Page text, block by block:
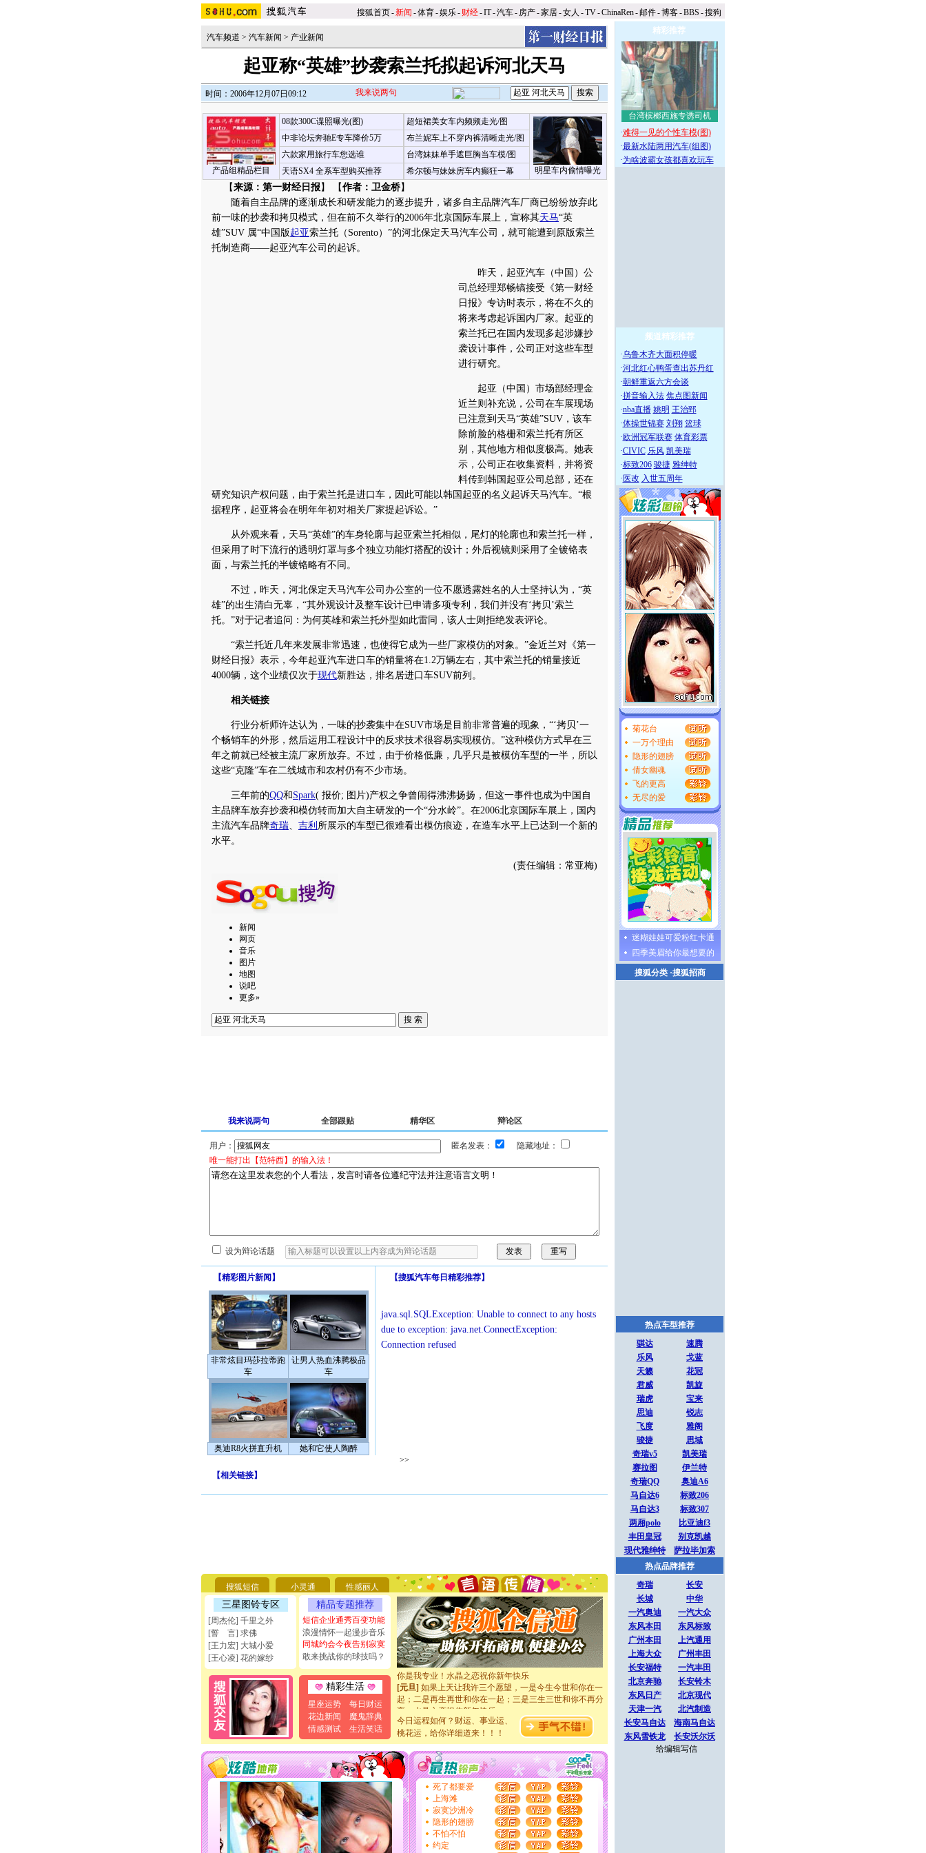
搜狐首页-新闻 -体育-娱乐- 财经-IT-汽车- 房产-家居-女人 -TV-ChinaRen-邮件-博客-BBS -搜狗
汽车频道 > 汽车新闻 > 产业新闻
起亚称“英雄”抄袭索兰托拟起诉河北天马
时间：2006年12月07日09:12 我来说两句
产品组精品栏目
08款300C谍照曝光(图)
中非论坛奔驰E专车降价5万
六款家用旅行车您选谁
天语SX4 全系车型购买推荐
超短裙美女车内频频走光/图
明星车内偷情曝光
布兰妮车上不穿内裤清晰走光/图
台湾妹妹单手遮巨胸当车模/图
希尔顿与妹妹房车内癫狂一幕
【来源：第一财经日报】 【作者：卫金桥】
随着自主品牌的逐渐成长和研发能力的逐步提升，诸多自主品牌汽车厂商已纷纷放弃此
前一味的抄袭和拷贝模式，但在前不久举行的2006年北京国际车展上，宣称其天马“英
雄”SUV 属“中国版 起亚索兰托（Sorento）”的河北保定天马汽车公司，就可能遭到原版索兰
托制造商——起亚汽车公司的起诉。
昨天，起亚汽车（中国）公
司总经理郑畅镐接受《第一财经
日报》专访时表示，将在不久的
将来考虑起诉国内厂家。起亚的
索兰托已在国内发现多起涉嫌抄
袭设计事件，公司正对这些车型
进行研究。
起亚（中国）市场部经理金
近兰则补充说，公司在车展现场
已注意到天马“英雄”SUV，该车
除前脸的格栅和索兰托有所区
别，其他地方相似度极高。她表
示，公司正在收集资料，并将资
料传到韩国起亚公司总部，还在
研究知识产权问题，由于索兰托是进口车，因此可能以韩国起亚的名义起诉天马汽车。“根
据程序，起亚将会在明年年初对相关厂家提起诉讼。”
从外观来看，天马“英雄”的车身轮廓与起亚索兰托相似，尾灯的轮廓也和索兰托一样，
但采用了时下流行的透明灯罩与多个独立功能灯搭配的设计；外后视镜则采用了全镀铬表
面，与索兰托的半镀铬略有不同。
不过，昨天，河北保定天马汽车公司办公室的一位不愿透露姓名的人士坚持认为，“英
雄”的出生清白无辜，“其外观设计及整车设计已申请多项专利，我们并没有‘拷贝’索兰
托。”对于记者追问：为何英雄和索兰托外型如此雷同，该人士则拒绝发表评论。
“索兰托近几年来发展非常迅速，也使得它成为一些厂家模仿的对象。”金近兰对《第一
财经日报》表示，今年起亚汽车进口车的销量将在1.2万辆左右，其中索兰托的销量接近
4000辆，这个业绩仅次于现代新胜达，排名居进口车SUV前列。
相关链接
行业分析师许达认为，一味的抄袭集中在SUV市场是目前非常普遍的现象，“‘拷贝’一
个畅销车的外形，然后运用工程设计中的反求技术很容易实现模仿。”这种模仿方式早在三
年之前就已经被主流厂家所放弃。不过，由于价格低廉，几乎只是被模仿车型的一半，所以
这些“克隆”车在二线城市和农村仍有不少市场。
三年前的QQ和 Spark( 报价; 图片)产权之争曾闹得沸沸扬扬，但这一事件也成为中国自
主品牌车放弃抄袭和模仿转而加大自主研发的一个“分水岭”。在2006北京国际车展上，国内
主流汽车品牌奇瑞、 吉利 所展示的车型已很难看出模仿痕迹，在造车水平上已达到一个新的
水平。
(责任编辑：常亚梅)
新闻
网页
音乐
图片
地图
说吧
更多»
我来说两句 全部跟贴 精华区 辩论区
用户： 匿名发表：
隐藏地址：
唯一能打出【范特西】的输入法！
设为辩论话题
【精彩图片新闻 】
非常炫目玛莎拉蒂跑
车
让男人热血沸腾极品
车
奥迪R8火拼直升机 她和它使人陶醉
【搜狐汽车每日精彩推荐】
java.sql.SQLException: Unable to connect to any hosts
due to exception: java.net.ConnectException:
Connection refused
>>
【相关链接】
搜狐短信 小灵通 性感丽人
三星图铃专区
[周杰伦] 千里之外
[誓 言] 求佛
[王力宏] 大城小爱
[王心凌] 花的嫁纱
精品专题推荐
短信企业通秀百变功能
浪漫情怀一起漫步音乐
同城约会今夜告别寂寞
敢来挑战你的球技吗？
精彩生活
星座运势
每日财运
花边新闻
魔鬼辞典
情感测试
生活笑话
要平安！千万要知足！千万不要忘记我！
[圣诞节]不只这样的日子才会想起你,而是这样的日子才
能正大光明地骚扰你,告诉你,圣诞要快乐!新年要快乐!天
天都要快乐噢!
[圣诞节]奉上一颗祝福的心,在这个特别的日子里,愿幸福,
如意,快乐,鲜花,一切美好的祝愿与你同在.圣诞快乐!
[元旦]看到你我会触电；看不到你我要充电；没有你我会
断电。爱你是我职业，想你是我事业，抱你是我特长，吻
你是我专业！水晶之恋祝你新年快乐
[元旦]如果上天让我许三个愿望，一是今生今世和你在一
起；二是再生再世和你在一起；三是三生三世和你不再分
离。水晶之恋祝你新年快乐
[元旦]当我狠下心扭头离去那一刻，你在我身后无助地哭
泣，这痛楚让我明白我多么爱你。我转身抱住你：这猪不
卖了。水晶之恋祝你新年快乐。
[春节]风柔雨润好月圆，半岛铁盒伴身边，每日尽显开心
颜！冬去春来似水如烟，劳碌人生需尽欢！听一曲轻歌，
道一声平安！新年吉祥万事如愿
[春节]
传说薰衣草有四片叶子：第一片叶子是信仰，第二
片叶子是希望，第三片叶子是爱情，第四片叶子是幸运。
送你一棵薰衣草，愿你新年快乐！
[圣诞节]圣诞节到了，想想没什么送给你的，又不打算给
你太多，只有给你五千万：千万快乐！千万要健康！千万
要平安！千万要知足！千万不要忘记我！
今日运程如何？财运、事业运、
桃花运，给你详细道来！！！
死了都要爱
上海滩
寂寞沙洲冷
隐形的翅膀
不怕不怕
约定
精彩推荐
台湾槟榔西施专诱司机
·难得一见的个性车模(图)
·最新水陆两用汽车(组图)
·为啥波霸女孩都喜欢玩车
频道精彩推荐
·乌鲁木齐大面积停暖
·河北红心鸭蛋查出苏丹红
·朝鲜重返六方会谈
·拼音输入法 焦点图新闻
·nba直播 姚明 王治郅
·体操世锦赛 刘翔 篮球
·欧洲冠军联赛 体育彩票
·CIVIC 乐风 凯美瑞
·标致206 骏捷 雅绅特
· 医改 入世五周年
菊花台
一万个理由
隐形的翅膀
倩女幽魂
飞的更高
无尽的爱
迷糊娃娃可爱粉红卡通
四季美眉给你最想要的
搜狐分类·搜狐招商
热点车型推荐
骐达
速腾
乐风
戈蓝
天籁
花冠
君威
凯旋
瑞虎
宝来
思迪
锐志
飞度
雅阁
骏捷
思域
奇瑞v5
凯美瑞
赛拉图
伊兰特
奇瑞QQ
奥迪A6
马自达6
标致206
马自达3
标致307
两厢polo
比亚迪f3
丰田皇冠
别克凯越
现代雅绅特
萨拉毕加索
热点品牌推荐
奇瑞
长安
长城
中华
一汽奥迪
一汽大众
东风本田
东风标致
广州本田
上汽通用
上海大众
广州丰田
长安福特
一汽丰田
北京奔驰
长安铃木
东风日产
北京现代
天津一汽
北汽制造
长安马自达
海南马自达
东风雪铁龙
长安沃尔沃
给编辑写信